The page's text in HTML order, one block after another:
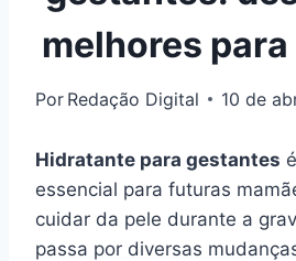
melhores
Por Redação Digital 10 de
Hidratante para gestantes
essencial para futuras
cuidar da pele durante a
passa por diversas